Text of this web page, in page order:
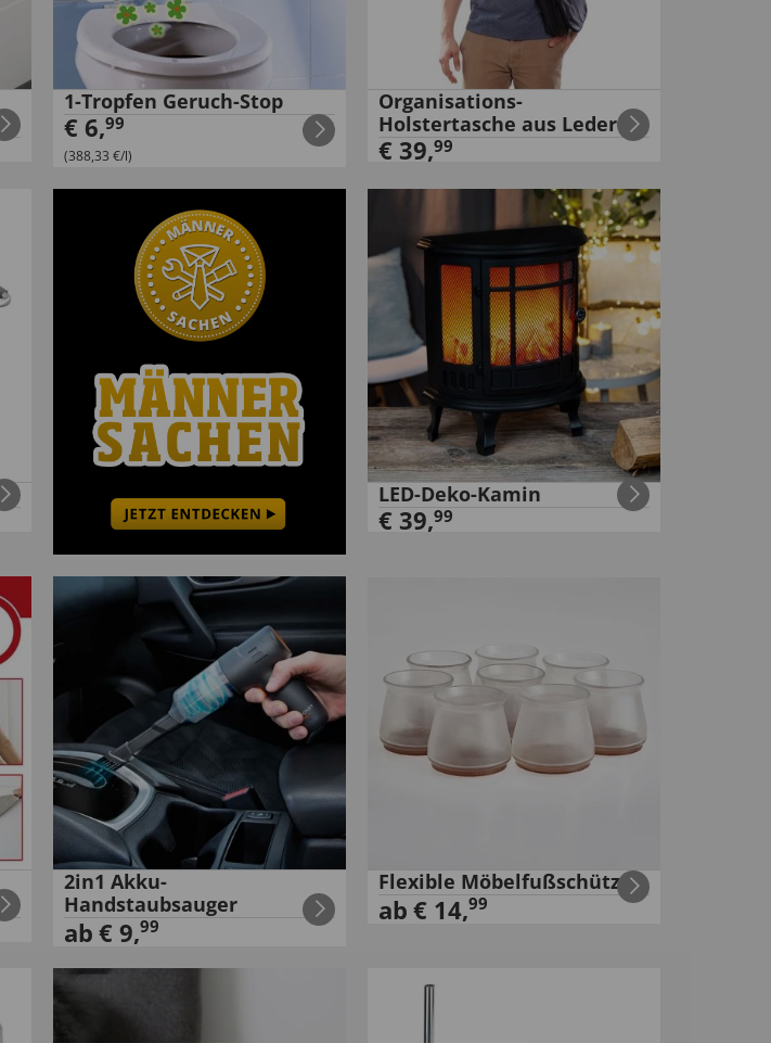
1-Tropfen Geruch-Stop
€ 6,99
(388,33 €/l)
Organisations-
Holstertasche aus Leder
€ 39,99
LED-Deko-Kamin
€ 39,99
2in1 Akku-
Handstaubsauger
ab € 9,99
Flexible Möbelfußschützer
ab € 14,99